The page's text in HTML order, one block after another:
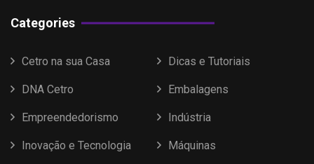
Categories
Cetro na sua Casa Dicas e Tutoriais
DNA Cetro Embalagens
Empreendedorismo Indústria
Inovação e Tecnologia Máquinas